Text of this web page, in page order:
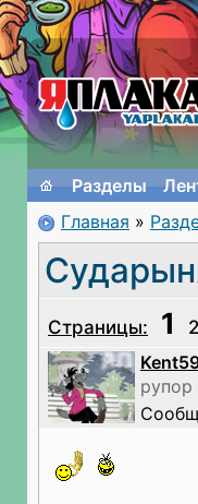
Разделы
Главная »
Страницы: 1 2